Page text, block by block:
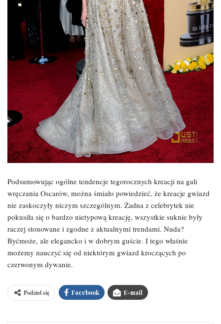
Podsumowując ogólne tendencje tegorocznych kreacji na gali
wręczania Oscarów, można śmiało powiedzieć, że kreacje gwiazd
nie zaskoczyły niczym szczególnym. Żadna z celebrytek nie
pokusiła się o bardzo nietypową kreację, wszystkie suknie były
raczej stonowane i zgodne z aktualnymi trendami. Nuda?
Byćmoże, ale elegancko i w dobrym guście. I tego właśnie
możemy nauczyć się od niektórym gwiazd kroczących po
czerwonym dywanie.
Podziel się Facebook E-mail